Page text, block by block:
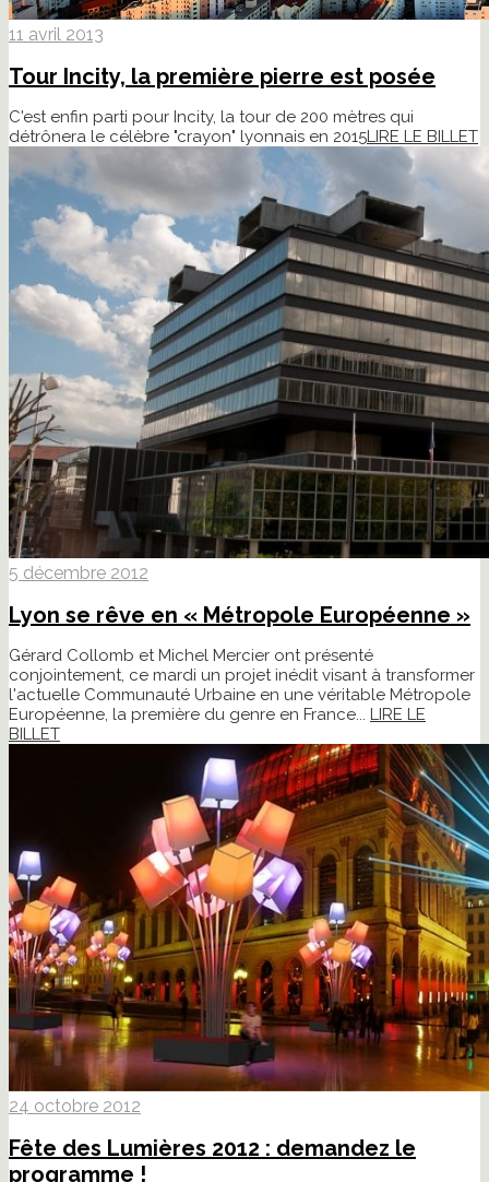
11 avril 2013
Tour Incity, la première pierre est posée
C'est enfin parti pour Incity, la tour de 200 mètres qui
détrônera le célèbre "crayon" lyonnais en 2015LIRE LE BILLET
5 décembre 2012
Lyon se rêve en « Métropole Européenne »
Gérard Collomb et Michel Mercier ont présenté
conjointement, ce mardi un projet inédit visant à transformer
l'actuelle Communauté Urbaine en une véritable Métropole
Européenne, la première du genre en France... LIRE LE
BILLET
24 octobre 2012
Fête des Lumières 2012 : demandez le
programme !